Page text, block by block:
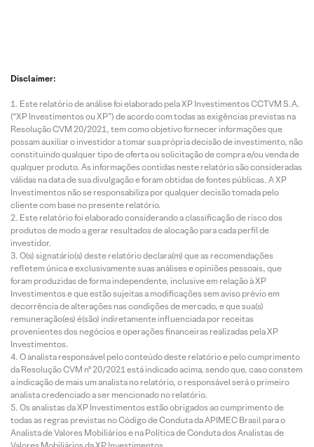
Disclaimer:
Este relatório de análise foi elaborado pela XP Investimentos CCTVM S.A.
(“XP Investimentos ou XP”) de acordo com todas as exigências previstas na
Resolução CVM 20/2021, tem como objetivo fornecer informações que
possam auxiliar o investidor a tomar sua própria decisão de investimento, não
constituindo qualquer tipo de oferta ou solicitação de compra e/ou venda de
qualquer produto. As informações contidas neste relatório são consideradas
válidas na data de sua divulgação e foram obtidas de fontes públicas. A XP
Investimentos não se responsabiliza por qualquer decisão tomada pelo
cliente com base no presente relatório.
Este relatório foi elaborado considerando a classificação de risco dos
produtos de modo a gerar resultados de alocação para cada perfil de
investidor.
O(s) signatário(s) deste relatório declara(m) que as recomendações
refletem única e exclusivamente suas análises e opiniões pessoais, que
foram produzidas de forma independente, inclusive em relação à XP
Investimentos e que estão sujeitas a modificações sem aviso prévio em
decorrência de alterações nas condições de mercado, e que sua(s)
remuneração(es) é(são) indiretamente influenciada por receitas
provenientes dos negócios e operações financeiras realizadas pela XP
Investimentos.
O analista responsável pelo conteúdo deste relatório e pelo cumprimento
da Resolução CVM nº 20/2021 está indicado acima, sendo que, caso constem
a indicação de mais um analista no relatório, o responsável será o primeiro
analista credenciado a ser mencionado no relatório.
Os analistas da XP Investimentos estão obrigados ao cumprimento de
todas as regras previstas no Código de Conduta da APIMEC Brasil para o
Analista de Valores Mobiliários e na Política de Conduta dos Analistas de